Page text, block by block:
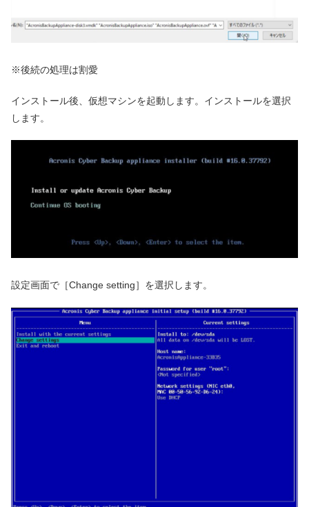
※後続の処理は割愛
インストール後、仮想マシンを起動します。インストールを選択
します。
設定画面で［Change setting］を選択します。